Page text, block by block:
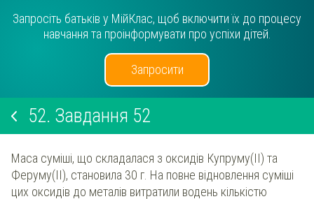
Запросіть батьків у МійКлас, щоб включити їх до процесу
навчання та проінформувати про успіхи дітей.
Запросити
52. Завдання 52
Маса суміші, що складалася з оксидів Купруму(ІІ) та
Феруму(ІІ), становила 30 г. На повне відновлення суміші
цих оксидів до металів витратили водень кількістю